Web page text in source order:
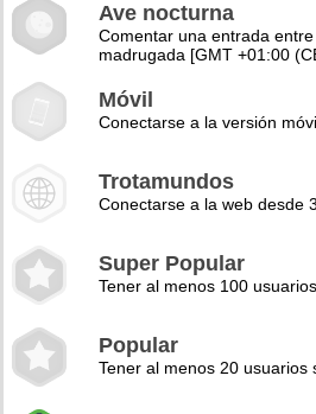
Ave nocturna
Comentar una entrada
madrugada [GMT +01:00
Móvil
Conectarse a la versión
Trotamundos
Conectarse a la web desde
Super Popular
Tener al menos 100
Popular
Tener al menos 20 usuarios